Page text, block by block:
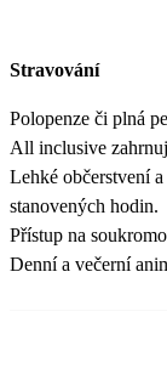
Stravování
Polopenze či plná
All inclusive
Lehké občerstvení
stanovených hodin.
Přístup na
Denní a večerní